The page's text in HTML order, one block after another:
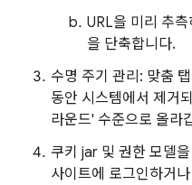
URL을 미리 추
을 단축합니다.
수명 주기 관리: 맞춤
동안 시스템에서 제거
라운드' 수준으로 올라
쿠키 jar 및 권한 모델
사이트에 로그인하거